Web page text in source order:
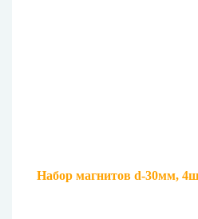
Набор магнитов d-30мм,